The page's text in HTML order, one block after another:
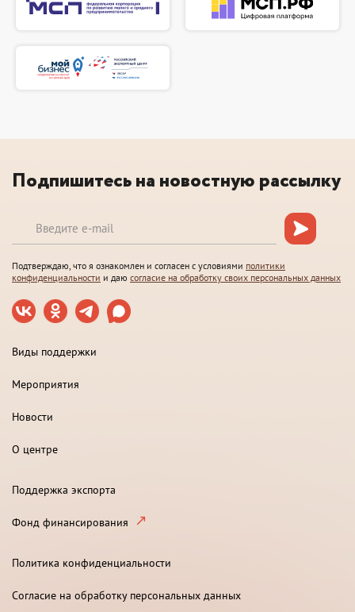
Подпишитесь на новостную рассылку
Подтверждаю, что я ознакомлен и согласен с условиями политики
конфиденциальности и даю согласие на обработку своих персональных данных
Виды поддержки
Мероприятия
Новости
О центре
Поддержка экспорта
Фонд финансирования
Политика конфиденциальности
Согласие на обработку персональных данных